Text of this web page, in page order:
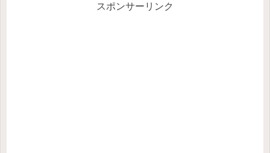
スポンサーリンク